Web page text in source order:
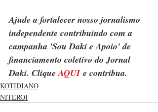
Ajude a fortalecer nosso jornalismo
independente contribuindo com a
campanha 'Sou Daki e Apoio' de
financiamento coletivo do Jornal
Daki. Clique AQUI e contribua.
KOTIDIANO
NITERÓI